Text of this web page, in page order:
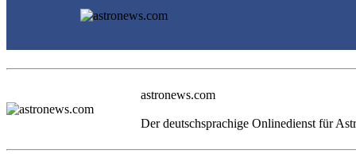
astronews.com
Der deutschsprachige Onlinedienst für